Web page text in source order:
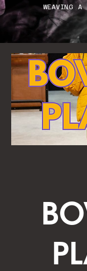
WEAVING A